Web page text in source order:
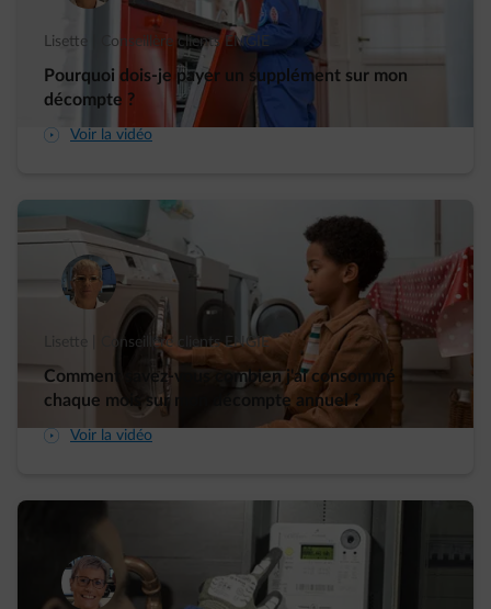
Lisette | Conseillère clients ENGIE
Pourquoi dois-je payer un supplément sur mon
décompte ?
arrow-play-fwd Voir la vidéo
Lisette | Conseillère clients ENGIE
Comment savez-vous combien j'ai consommé
chaque mois sur mon décompte annuel ?
arrow-play-fwd Voir la vidéo